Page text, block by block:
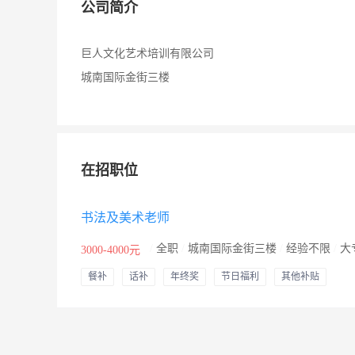
公司简介
巨人文化艺术培训有限公司
城南国际金街三楼
在招职位
书法及美术老师
3000-4000元 全职 城南国际金街三楼 经验不限 大
餐补 话补 年终奖 节日福利 其他补贴